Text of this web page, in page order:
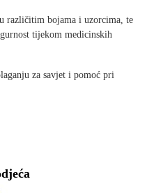
različitim bojama i uzorcima, te
tijekom medicinskih
za savjet i pomoć pri